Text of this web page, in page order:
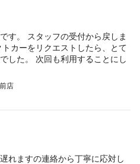
す。 スタッフの受付から戻しま
カーをリクエストしたら、とて
した。 次回も利用することにし
店
れますの連絡から丁寧に応対し